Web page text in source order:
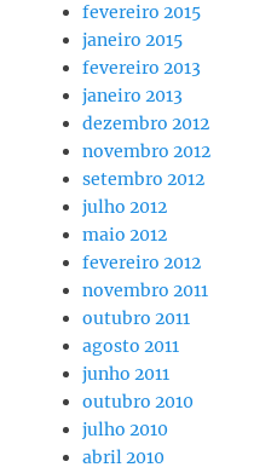
fevereiro 2015
janeiro 2015
fevereiro 2013
janeiro 2013
dezembro 2012
novembro 2012
setembro 2012
julho 2012
maio 2012
fevereiro 2012
novembro 2011
outubro 2011
agosto 2011
junho 2011
outubro 2010
julho 2010
abril 2010